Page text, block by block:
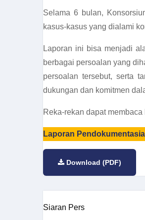
Selama 6 bulan,
kasus-kasus yang dialami
Laporan ini bisa menjadi
berbagai persoalan yang
persoalan tersebut, serta
dukungan dan komitmen
Reka-rekan dapat
Laporan
Download (PDF)
Siaran Pers